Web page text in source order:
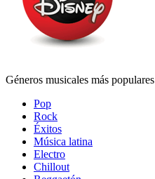
Géneros musicales más populares
Pop
Rock
Éxitos
Música latina
Electro
Chillout